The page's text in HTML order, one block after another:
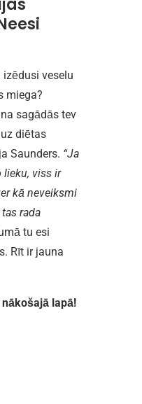
veselu
miega?
sagādās tev
diētas
Saunders. “Ja
lieku, viss ir
kā neveiksmi
rada
tu esi
Rīt ir jauna
lapā!